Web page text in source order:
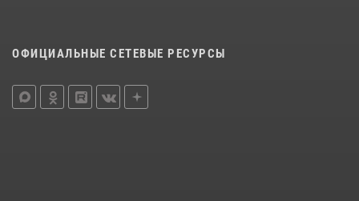
ОФИЦИАЛЬНЫЕ СЕТЕВЫЕ РЕСУРСЫ